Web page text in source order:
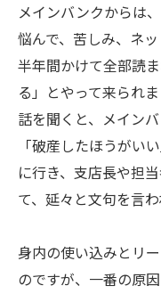
メインバンクからは
悩んで、苦しみ、ネ
半年間かけて全部読
る」とやって来られま
話を聞くと、メイン
「破産したほうがい
に行き、支店長や担
て、延々と文句を言
身内の使い込みとリ
のですが、一番の原